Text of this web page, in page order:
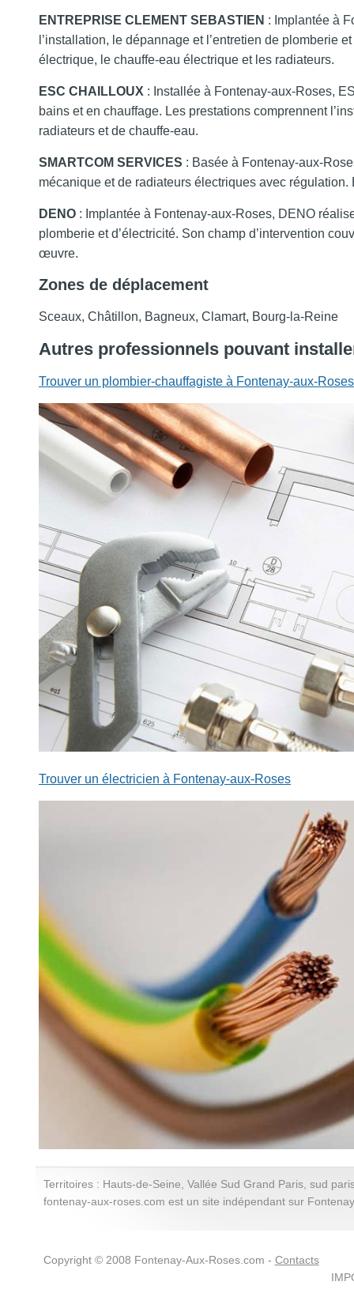
ENTREPRISE CLEMENT SEBASTIEN : Implantée à
l’installation, le dépannage et l’entretien de plomberie
électrique, le chauffe-eau électrique et les radiateurs.
ESC CHAILLOUX : Installée à Fontenay-aux-Roses,
bains et en chauffage. Les prestations comprennent
radiateurs et de chauffe-eau.
SMARTCOM SERVICES : Basée à Fontenay-aux-
mécanique et de radiateurs électriques avec
DENO : Implantée à Fontenay-aux-Roses, DENO
plomberie et d’électricité. Son champ d’intervention
œuvre.
Zones de déplacement
Sceaux, Châtillon, Bagneux, Clamart, Bourg-la-Reine
Autres professionnels pouvant
Trouver un plombier-chauffagiste à Fontenay-aux-Roses
Trouver un électricien à Fontenay-aux-Roses
Territoires : Hauts-de-Seine, Vallée Sud Grand Paris, sud
fontenay-aux-roses.com est un site indépendant sur
Copyright © 2008 Fontenay-Aux-Roses.com - Contacts